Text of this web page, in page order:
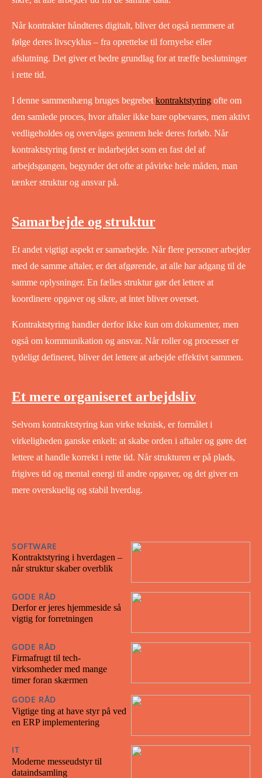
Når kontrakter håndteres digitalt, bliver det også nemmere at
følge deres livscyklus – fra oprettelse til fornyelse eller
afslutning. Det giver et bedre grundlag for at træffe beslutninger
i rette tid.
I denne sammenhæng bruges begrebet kontraktstyring ofte om
den samlede proces, hvor aftaler ikke bare opbevares, men aktivt
vedligeholdes og overvåges gennem hele deres forløb. Når
kontraktstyring først er indarbejdet som en fast del af
arbejdsgangen, begynder det ofte at påvirke hele måden, man
tænker struktur og ansvar på.
Samarbejde og struktur
Et andet vigtigt aspekt er samarbejde. Når flere personer arbejder
med de samme aftaler, er det afgørende, at alle har adgang til de
samme oplysninger. En fælles struktur gør det lettere at
koordinere opgaver og sikre, at intet bliver overset.
Kontraktstyring handler derfor ikke kun om dokumenter, men
også om kommunikation og ansvar. Når roller og processer er
tydeligt defineret, bliver det lettere at arbejde effektivt sammen.
Et mere organiseret arbejdsliv
Selvom kontraktstyring kan virke teknisk, er formålet i
virkeligheden ganske enkelt: at skabe orden i aftaler og gøre det
lettere at handle korrekt i rette tid. Når strukturen er på plads,
frigives tid og mental energi til andre opgaver, og det giver en
mere overskuelig og stabil hverdag.
SOFTWARE
Kontraktstyring i hverdagen –
når struktur skaber overblik
GODE RÅD
Derfor er jeres hjemmeside så
vigtig for forretningen
GODE RÅD
Firmafrugt til tech-
virksomheder med mange
timer foran skærmen
GODE RÅD
Vigtige ting at have styr på ved
en ERP implementering
IT
Moderne messeudstyr til
dataindsamling